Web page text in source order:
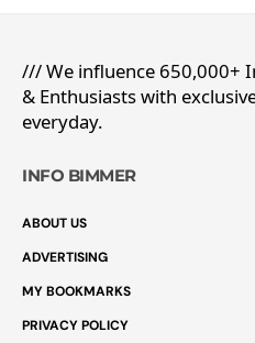
/// We influence 650,000+
& Enthusiasts with
everyday.
INFO BIMMER
ABOUT US
ADVERTISING
MY BOOKMARKS
PRIVACY POLICY